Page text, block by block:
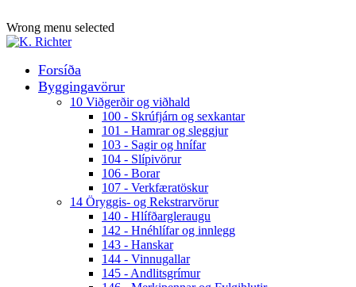
Wrong menu selected
Forsíða
Byggingavörur
10 Viðgerðir og viðhald
100 - Skrúfjárn og sexkantar
101 - Hamrar og sleggjur
103 - Sagir og hnífar
104 - Slípivörur
106 - Borar
107 - Verkfæratöskur
14 Öryggis- og Rekstrarvörur
140 - Hlífðargleraugu
142 - Hnéhlífar og innlegg
143 - Hanskar
144 - Vinnugallar
145 - Andlitsgrímur